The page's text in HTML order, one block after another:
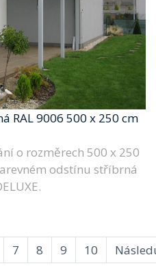
RAL 9006 500 x 250 cm
o rozměrech 500 x 250
odstínu stříbrná
7 8 9 10